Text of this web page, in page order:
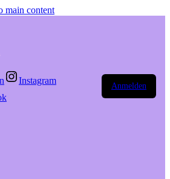
main content
Instagram
Anmelden